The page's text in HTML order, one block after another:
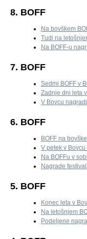
8. BOFF
Na bovškem
Tudi na
Na BOFF-u
7. BOFF
Sedmi BOFF v
Zadnje dni leta
V Bovcu
6. BOFF
BOFF na
V petek v
Na BOFFu v
Nagrade
5. BOFF
Konec leta v
Na letošnjem
Podeljene